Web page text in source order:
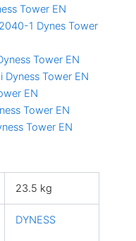
Tower EN
1 Dynes Tower
Tower EN
Dyness Tower EN
EN
Tower EN
Tower EN
23.5 kg
DYNESS